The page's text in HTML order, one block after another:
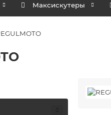
Максискутеры